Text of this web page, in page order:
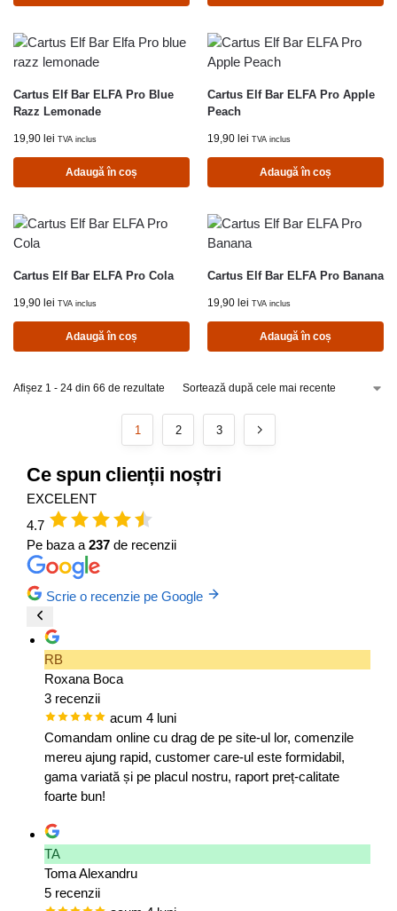
Cartus Elf Bar ELFA Pro Blue
Razz Lemonade
19,90 lei TVA inclus
Adaugă în coș
Cartus Elf Bar ELFA Pro Apple
Peach
19,90 lei TVA inclus
Adaugă în coș
Cartus Elf Bar ELFA Pro Cola
19,90 lei TVA inclus
Adaugă în coș
Cartus Elf Bar ELFA Pro Banana
19,90 lei TVA inclus
Adaugă în coș
Afișez 1 - 24 din 66 de rezultate
1 2 3
Ce spun clienții noștri
EXCELENT
4.7
Pe baza a 237 de recenzii
Scrie o recenzie pe Google
RB
Roxana Boca
3 recenzii
acum 4 luni
Comandam online cu drag de pe site-ul lor, comenzile
mereu ajung rapid, customer care-ul este formidabil,
gama variată și pe placul nostru, raport preț-calitate
foarte bun!
TA
Toma Alexandru
5 recenzii